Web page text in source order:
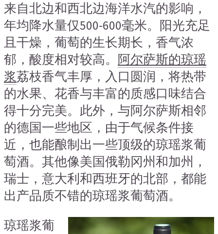
来自北边和西北边海洋水汽的影响，
年均降水量仅500-600毫米。阳光充足
且干燥，葡萄的生长期长，香气浓
郁，酸度相对较高。 阿尔萨斯的琼瑶
浆荔枝香气丰厚，入口圆润，将热带
的水果、花香与丰富的质感口味结合
得十分完美。此外，与阿尔萨斯相邻
的德国一些地区，由于气候条件接
近，也能酿制出一些顶级的琼瑶浆葡
萄酒。其他像美国俄勒冈州和加州，
瑞士，意大利和西班牙的北部，都能
出产品质不错的琼瑶浆葡萄酒。
琼瑶浆葡